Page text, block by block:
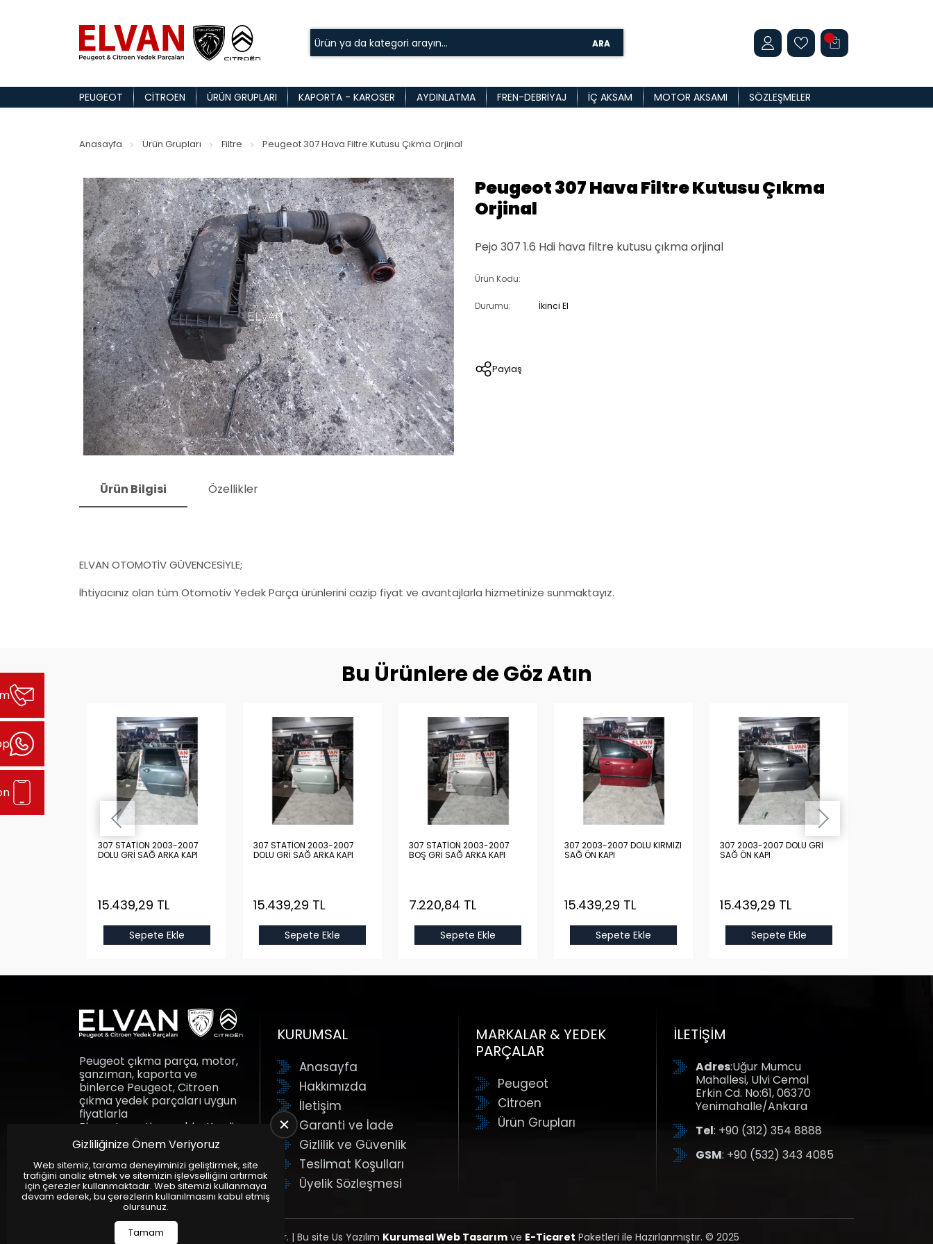
ARA
PEUGEOT CITROEN ÜRÜN GRUPLARI KAPORTA - KAROSER AYDINLATMA FREN-DEBRIYAJ İÇ AKSAM MOTOR AKSAMI SÖZLEŞMELER
Anasayfa Ürün Grupları Filtre Peugeot 307 Hava Filtre Kutusu Çıkma Orjinal
Peugeot 307 Hava Filtre Kutusu Çıkma
Orjinal
Pejo 307 1.6 Hdi hava filtre kutusu çıkma orjinal
Ürün Kodu:
Durumu: İkinci El
Paylaş
Ürün Bilgisi Özellikler
ELVAN OTOMOTİV GÜVENCESİYLE;
İhtiyacınız olan tüm Otomotiv Yedek Parça ürünlerini cazip fiyat ve avantajlarla hizmetinize sunmaktayız.
Bu Ürünlere de Göz Atın
307 STATİON 2003-2007
DOLU GRİ SAĞ ARKA KAPI
15.439,29 TL
Sepete Ekle
307 STATİON 2003-2007
DOLU GRİ SAĞ ARKA KAPI
15.439,29 TL
Sepete Ekle
307 STATİON 2003-2007
BOŞ GRİ SAĞ ARKA KAPI
7.220,84 TL
Sepete Ekle
307 2003-2007 DOLU KIRMIZI
SAĞ ÖN KAPI
15.439,29 TL
Sepete Ekle
307 2003-2007 DOLU GRİ
SAĞ ÖN KAPI
15.439,29 TL
Sepete Ekle
Peugeot çıkma parça, motor,
şanzıman, kaporta ve
binlerce Peugeot, Citroen
çıkma yedek parçaları uygun
fiyatlarla
Elvanotomotiv.com'da. Kredi
kartına taksit fırsatı ile yedek
parçalar adresine gelsin.
Elvan Otomotiv.
KURUMSAL
Anasayfa
Hakkımızda
İletişim
Garanti ve İade
Gizlilik ve Güvenlik
Teslimat Koşulları
Üyelik Sözleşmesi
MARKALAR & YEDEK
PARÇALAR
Peugeot
Citroen
Ürün Grupları
İLETIŞIM
Adres:Uğur Mumcu
Mahallesi, Ulvi Cemal
Erkin Cd. No:61, 06370
Yenimahalle/Ankara
Tel: +90 (312) 354 8888
GSM: +90 (532) 343 4085
Tüm Hakları Saklıdır. | Bu site Us Yazılım Kurumsal Web Tasarımve E-Ticaret Paketleri ile Hazırlanmıştır. © 2025
Gizliliğinize Önem Veriyoruz
Web sitemiz, tarama deneyiminizi geliştirmek, site
trafiğini analiz etmek ve sitemizin işlevselliğini artırmak
için çerezler kullanmaktadır. Web sitemizi kullanmaya
devam ederek, bu çerezlerin kullanılmasını kabul etmiş
olursunuz.
Tamam